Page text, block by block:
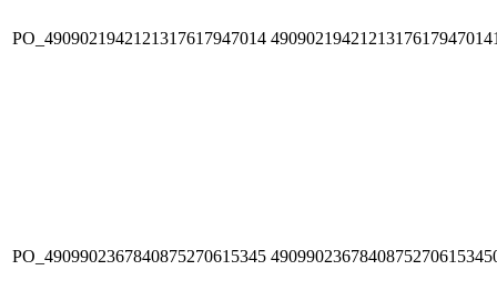
PO_4909021942121317617947014
PO_4909902367840875270615345